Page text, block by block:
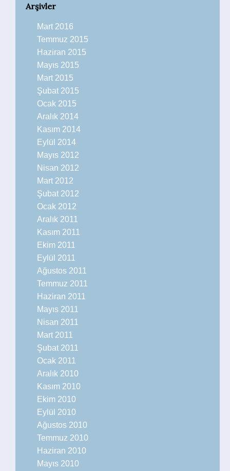
Arşivler
Mart 2016
Temmuz 2015
Haziran 2015
Mayıs 2015
Mart 2015
Şubat 2015
Ocak 2015
Aralık 2014
Kasım 2014
Eylül 2014
Mayıs 2012
Nisan 2012
Mart 2012
Şubat 2012
Ocak 2012
Aralık 2011
Kasım 2011
Ekim 2011
Eylül 2011
Ağustos 2011
Temmuz 2011
Haziran 2011
Mayıs 2011
Nisan 2011
Mart 2011
Şubat 2011
Ocak 2011
Aralık 2010
Kasım 2010
Ekim 2010
Eylül 2010
Ağustos 2010
Temmuz 2010
Haziran 2010
Mayıs 2010